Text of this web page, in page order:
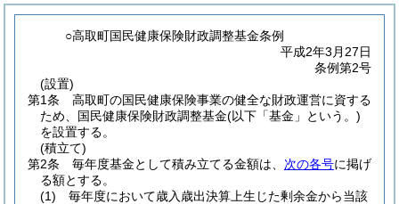
○高取町国民健康保険財政調整基金条例
平成2年3月27日
条例第2号
(設置)
第1条
高取町の国民健康保険事業の健全な財政運営に資する
ため、国民健康保険財政調整基金(以下「基金」という。)
を設置する。
(積立て)
第2条
毎年度基金として積み立てる金額は、 次の各号に掲げ
る額とする。
(1)
毎年度において歳入歳出決算上生じた剰余金から当該